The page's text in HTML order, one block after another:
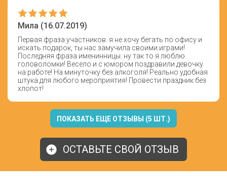
Мила (16.07.2019)
Первая фраза участников: я не хочу бегать по офису и
искать подарок, ты нас замучила своими играми!
Последняя фраза именинницы: ну так то я люблю
головоломки! Весело и с юмором поздравили девочку
на работе! На минуточку без алкоголя! Реально удобная
штука для любого мероприятия! Провести праздник без
хлопот!
ПОКАЗАТЬ ЕЩЕ ОТЗЫВЫ (5 ШТ.)
ОСТАВЬТЕ СВОЙ ОТЗЫВ